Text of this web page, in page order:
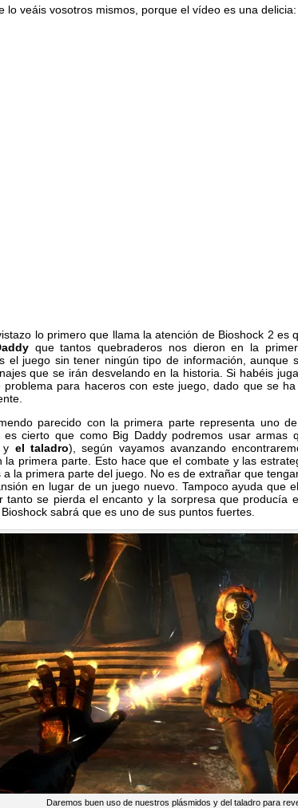
lo veáis vosotros mismos, porque el vídeo es una delicia:
lo primero que llama la atención de Bioshock 2 es
que tantos quebraderos nos dieron en la
el juego sin tener ningún tipo de información, aunque
que se irán desvelando en la historia. Si habéis
problema para haceros con este juego, dado que se
parecido con la primera parte representa uno
es cierto que como Big Daddy podremos usar armas
y el taladro), según vayamos avanzando
la primera parte. Esto hace que el combate y las
a la primera parte del juego. No es de extrañar que
en lugar de un juego nuevo. Tampoco ayuda que
tanto se pierda el encanto y la sorpresa que producía
sabrá que es uno de sus puntos fuertes.
Daremos buen uso de nuestros plásmidos y del taladro para